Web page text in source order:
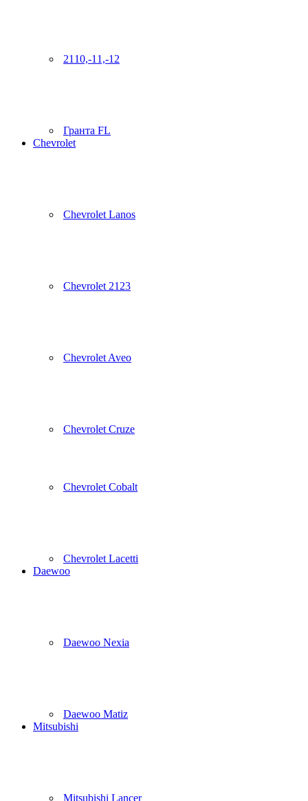
2110,-11,-12
Гранта FL
Chevrolet
Chevrolet Lanos
Chevrolet 2123
Chevrolet Aveo
Chevrolet Cruze
Chevrolet Cobalt
Chevrolet Lacetti
Daewoo
Daewoo Nexia
Daewoo Matiz
Mitsubishi
Mitsubishi Lancer